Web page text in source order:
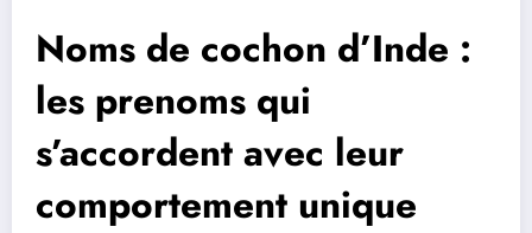
Noms de cochon d’Inde :
les prenoms qui
s’accordent avec leur
comportement unique